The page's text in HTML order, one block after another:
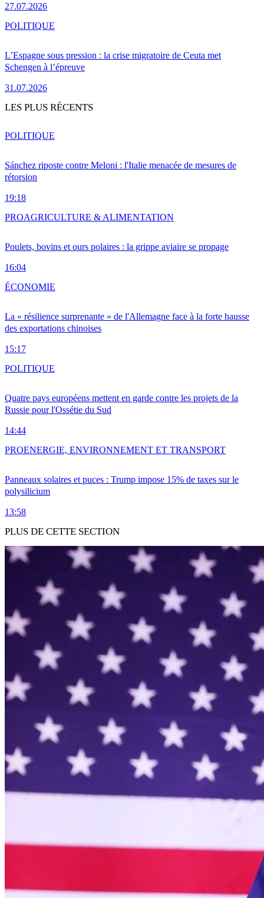
27.07.2026
L’Espagne sous pression : la crise migratoire de Ceuta met
Schengen à l’épreuve
31.07.2026
POLITIQUE
LES PLUS RÉCENTS
Sánchez riposte contre Meloni : l'Italie menacée de mesures de
rétorsion
19:18
POLITIQUE
Poulets, bovins et ours polaires : la grippe aviaire se propage
16:04
PROAGRICULTURE & ALIMENTATION
La « résilience surprenante » de l'Allemagne face à la forte hausse
des exportations chinoises
15:17
ÉCONOMIE
Quatre pays européens mettent en garde contre les projets de la
Russie pour l'Ossétie du Sud
14:44
POLITIQUE
Panneaux solaires et puces : Trump impose 15% de taxes sur le
polysilicium
13:58
PROENERGIE, ENVIRONNEMENT ET TRANSPORT
PLUS DE CETTE SECTION